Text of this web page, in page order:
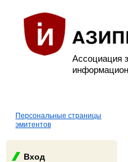
Ассоциация
Персональные страницы
эмитентов
Вход